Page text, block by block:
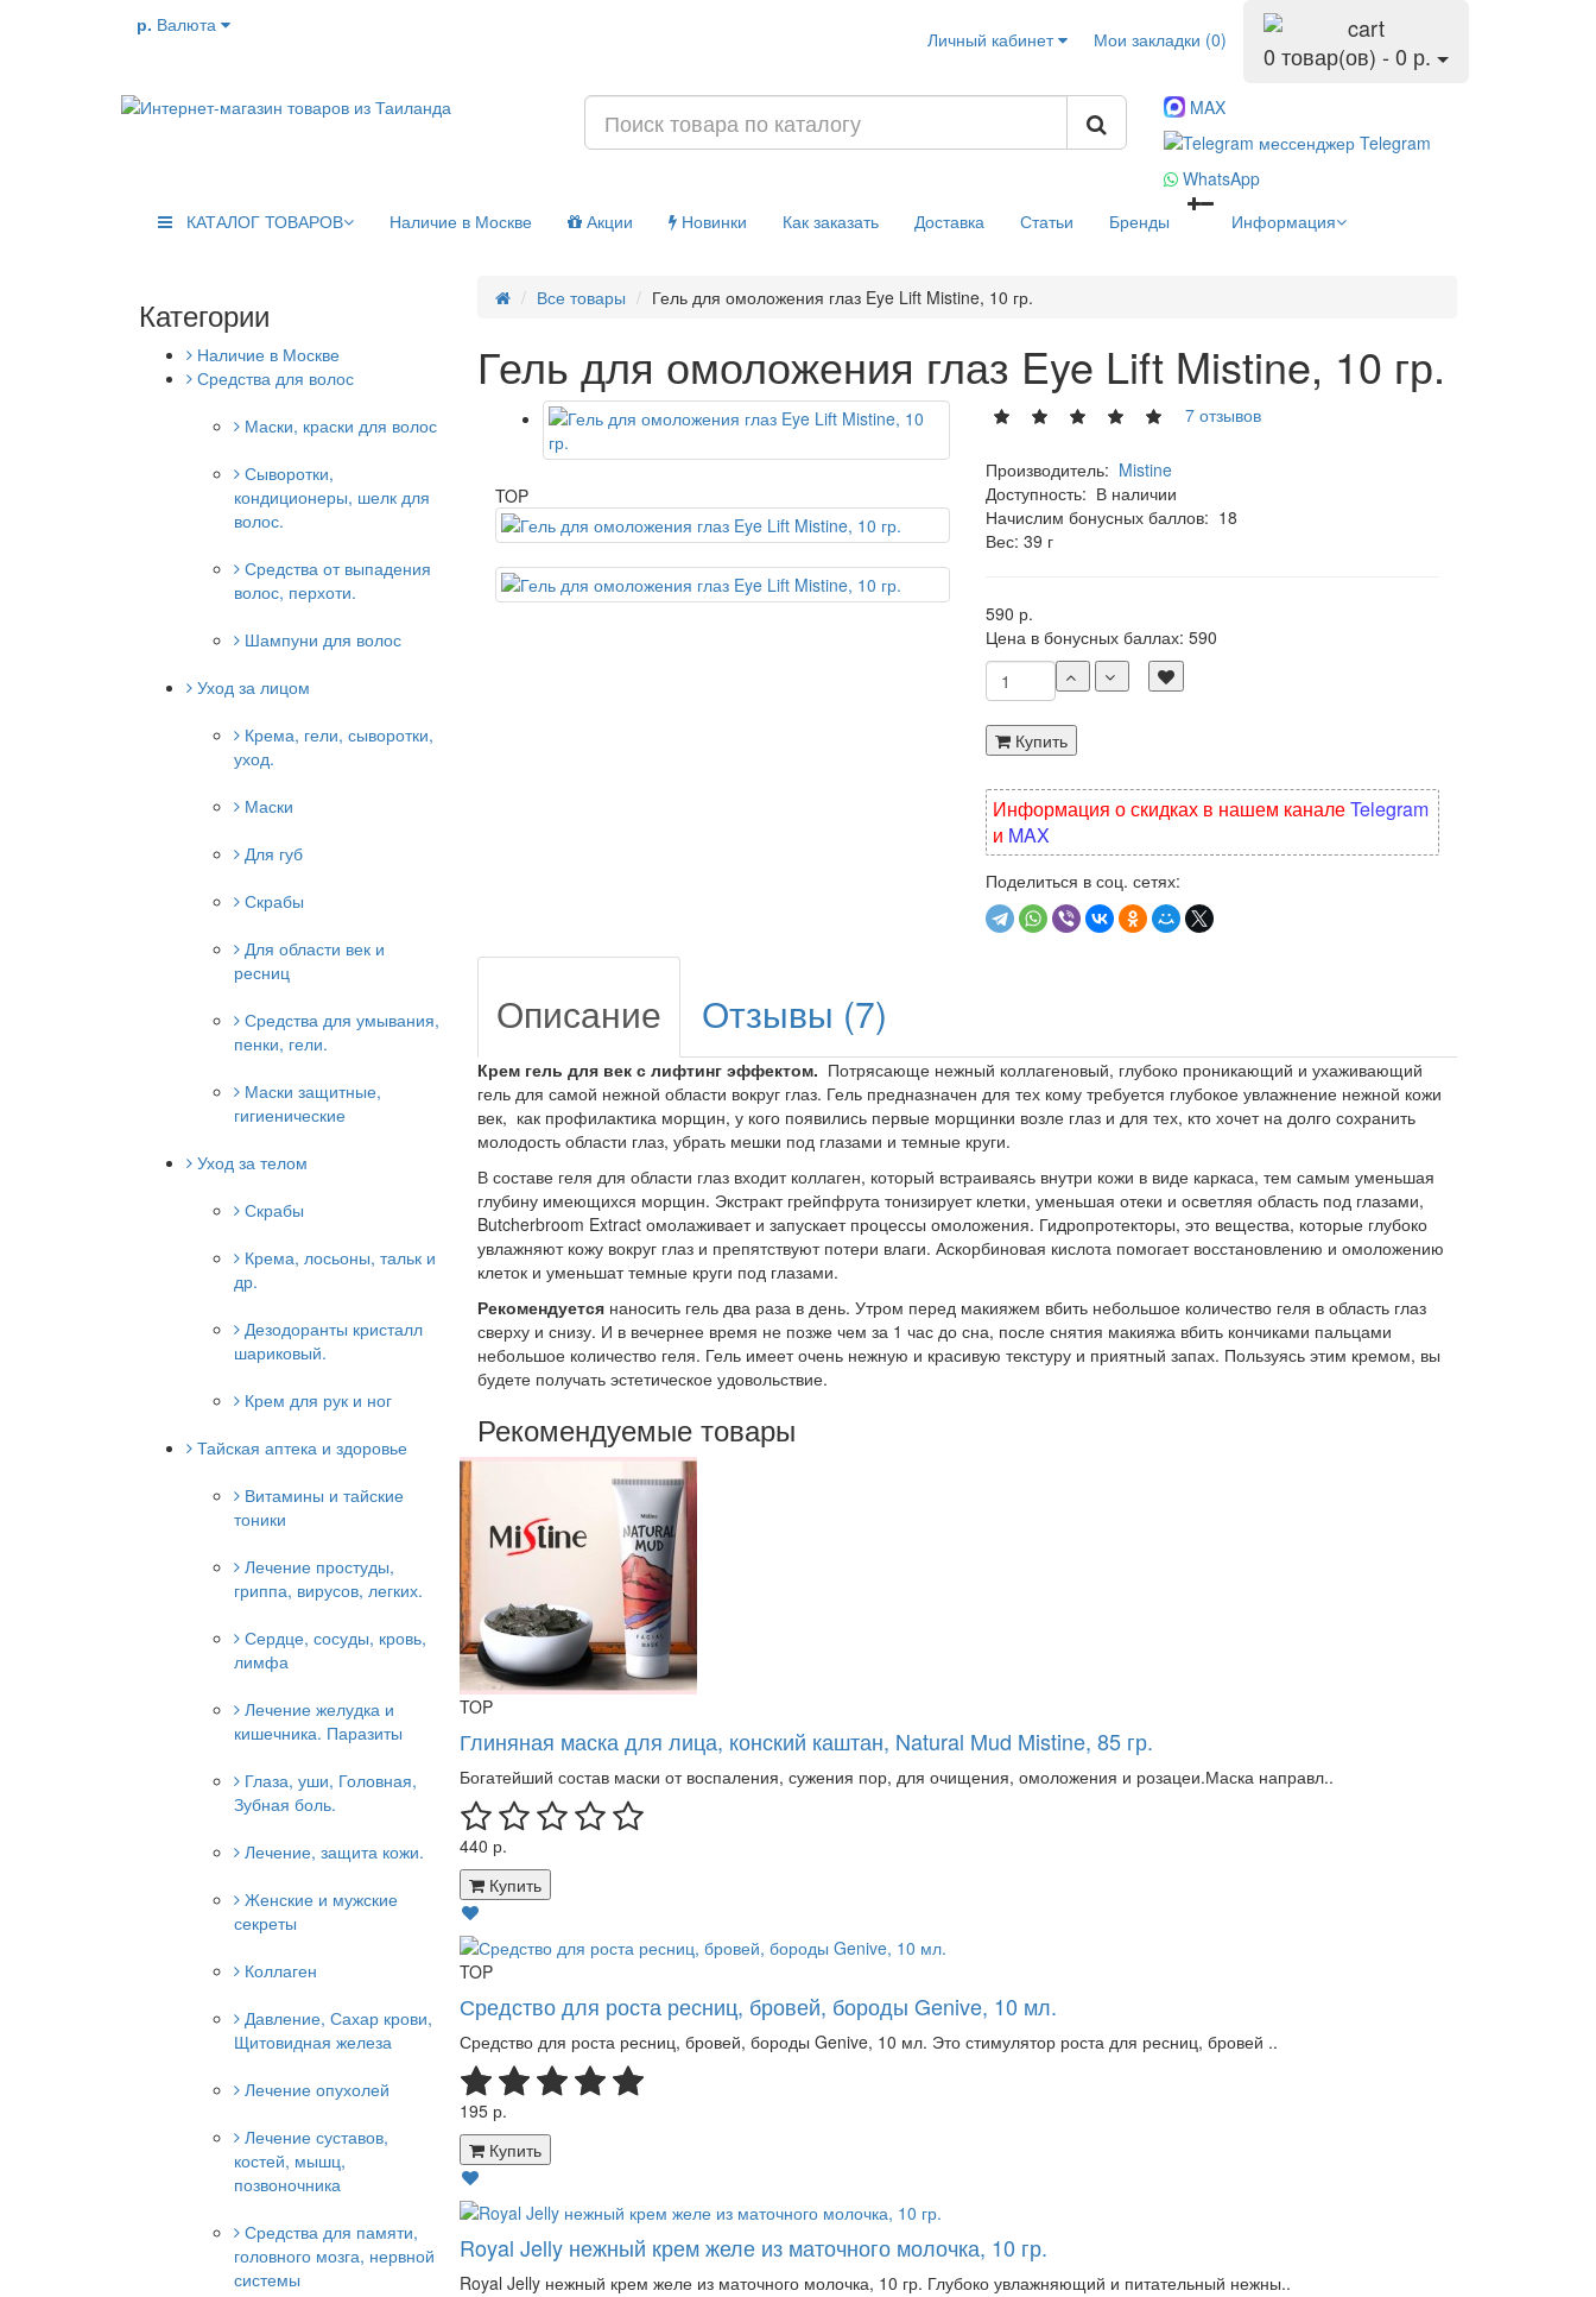
р. Валюта
Личный кабинет Мои закладки (0)
0 товар(ов) - 0 р.
MAX
Telegram
WhatsApp
КАТАЛОГ ТОВАРОВ
Наличие в Москве Акции Новинки Как заказать Доставка Статьи Бренды Информация
Категории
Наличие в Москве
Средства для волос
Маски, краски для волос
Сыворотки,
кондиционеры, шелк для
волос.
Средства от выпадения
волос, перхоти.
Шампуни для волос
Уход за лицом
Крема, гели, сыворотки,
уход.
Маски
Для губ
Скрабы
Для области век и
ресниц
Средства для умывания,
пенки, гели.
Маски защитные,
гигиенические
Уход за телом
Скрабы
Крема, лосьоны, тальк и
др.
Дезодоранты кристалл
шариковый.
Крем для рук и ног
Тайская аптека и здоровье
Витамины и тайские
тоники
Лечение простуды,
гриппа, вирусов, легких.
Сердце, сосуды, кровь,
лимфа
Лечение желудка и
кишечника. Паразиты
Глаза, уши, Головная,
Зубная боль.
Лечение, защита кожи.
Женские и мужские
секреты
Коллаген
Давление, Сахар крови,
Щитовидная железа
Лечение опухолей
Лечение суставов,
костей, мышц,
позвоночника
Средства для памяти,
головного мозга, нервной
системы
Все товары Гель для омоложения глаз Eye Lift Mistine, 10 гр.
Гель для омоложения глаз Eye Lift Mistine, 10 гр.
TOP
7 отзывов
Производитель: Mistine
Доступность: В наличии
Начислим бонусных баллов: 18
Вес: 39 г
590 р.
Цена в бонусных баллах: 590
Купить
Информация о скидках в нашем каналеTelegram
и MAX
Поделиться в соц. сетях:
Описание Отзывы (7)
Крем гель для век с лифтинг эффектом. Потрясающе нежный коллагеновый, глубоко проникающий и ухаживающий
гель для самой нежной области вокруг глаз. Гель предназначен для тех кому требуется глубокое увлажнение нежной кожи
век, как профилактика морщин, у кого появились первые морщинки возле глаз и для тех, кто хочет на долго сохранить
молодость области глаз, убрать мешки под глазами и темные круги.
В составе геля для области глаз входит коллаген, который встраиваясь внутри кожи в виде каркаса, тем самым уменьшая
глубину имеющихся морщин. Экстракт грейпфрута тонизирует клетки, уменьшая отеки и осветляя область под глазами,
Butcherbroom Extract омолаживает и запускает процессы омоложения. Гидропротекторы, это вещества, которые глубоко
увлажняют кожу вокруг глаз и препятствуют потери влаги. Аскорбиновая кислота помогает восстановлению и омоложению
клеток и уменьшат темные круги под глазами.
Рекомендуется наносить гель два раза в день. Утром перед макияжем вбить небольшое количество геля в область глаз
сверху и снизу. И в вечернее время не позже чем за 1 час до сна, после снятия макияжа вбить кончиками пальцами
небольшое количество геля. Гель имеет очень нежную и красивую текстуру и приятный запах. Пользуясь этим кремом, вы
будете получать эстетическое удовольствие.
Рекомендуемые товары
TOP
Глиняная маска для лица, конский каштан, Natural Mud Mistine, 85 гр.
Богатейший состав маски от воспаления, сужения пор, для очищения, омоложения и розацеи.Маска направл..
440 р.
Купить
TOP
Средство для роста ресниц, бровей, бороды Genive, 10 мл.
Средство для роста ресниц, бровей, бороды Genive, 10 мл. Это стимулятор роста для ресниц, бровей ..
195 р.
Купить
Royal Jelly нежный крем желе из маточного молочка, 10 гр.
Royal Jelly нежный крем желе из маточного молочка, 10 гр. Глубоко увлажняющий и питательный нежны..